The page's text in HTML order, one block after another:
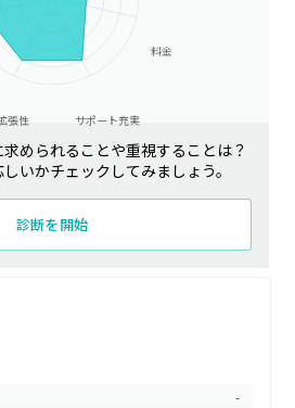
料金
サポート充実
張性
められることや重視することは？
いかチェックしてみましょう。
診断を開始
-